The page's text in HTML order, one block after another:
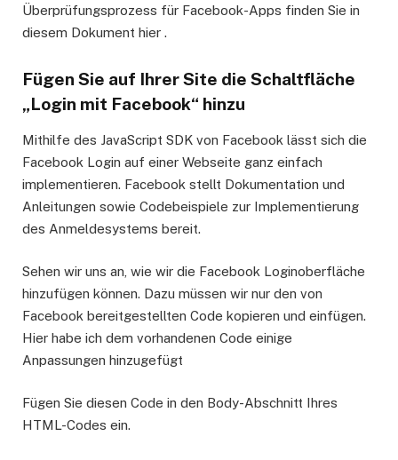
Überprüfungsprozess für Facebook-Apps finden Sie in
diesem Dokument hier .
Fügen Sie auf Ihrer Site die Schaltfläche
„Login mit Facebook“ hinzu
Mithilfe des JavaScript SDK von Facebook lässt sich die
Facebook Login auf einer Webseite ganz einfach
implementieren. Facebook stellt Dokumentation und
Anleitungen sowie Codebeispiele zur Implementierung
des Anmeldesystems bereit.
Sehen wir uns an, wie wir die Facebook Loginoberfläche
hinzufügen können. Dazu müssen wir nur den von
Facebook bereitgestellten Code kopieren und einfügen.
Hier habe ich dem vorhandenen Code einige
Anpassungen hinzugefügt
Fügen Sie diesen Code in den Body-Abschnitt Ihres
HTML-Codes ein.